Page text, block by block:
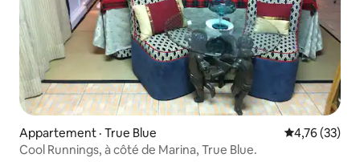
Appartement · True Blue Note
4,76 (33)
Cool Runnings, à côté de Marina, True Blue.